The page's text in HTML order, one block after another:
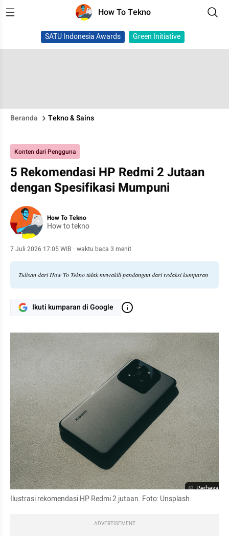
How To Tekno
SATU Indonesia Awards Green Initiative
Beranda Tekno & Sains
Konten dari Pengguna
5 Rekomendasi HP Redmi 2 Jutaan
dengan Spesifikasi Mumpuni
How To Tekno
How to tekno
7 Juli 2026 17:05 WIB · waktu baca 3 menit
Tulisan dari How To Tekno tidak mewakili pandangan dari redaksi kumparan
Ikuti kumparan di Google
Perbesar
Ilustrasi rekomendasi HP Redmi 2 jutaan. Foto: Unsplash.
ADVERTISEMENT